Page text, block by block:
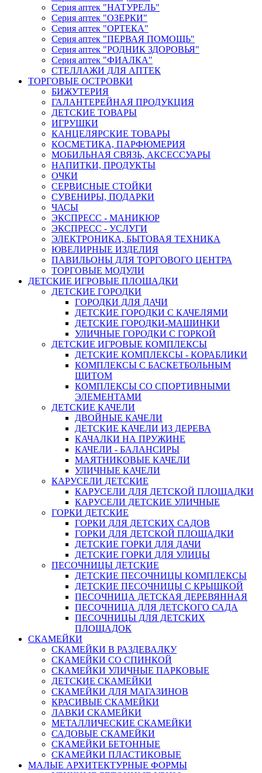
Серия аптек "НАТУРЕЛЬ"
Серия аптек "ОЗЕРКИ"
Серия аптек "ОРТЕКА"
Серия аптек "ПЕРВАЯ ПОМОЩЬ"
Серия аптек "РОДНИК ЗДОРОВЬЯ"
Серия аптек "ФИАЛКА"
СТЕЛЛАЖИ ДЛЯ АПТЕК
ТОРГОВЫЕ ОСТРОВКИ
БИЖУТЕРИЯ
ГАЛАНТЕРЕЙНАЯ ПРОДУКЦИЯ
ДЕТСКИЕ ТОВАРЫ
ИГРУШКИ
КАНЦЕЛЯРСКИЕ ТОВАРЫ
КОСМЕТИКА, ПАРФЮМЕРИЯ
МОБИЛЬНАЯ СВЯЗЬ, АКСЕССУАРЫ
НАПИТКИ, ПРОДУКТЫ
ОЧКИ
СЕРВИСНЫЕ СТОЙКИ
СУВЕНИРЫ, ПОДАРКИ
ЧАСЫ
ЭКСПРЕСС - МАНИКЮР
ЭКСПРЕСС - УСЛУГИ
ЭЛЕКТРОНИКА, БЫТОВАЯ ТЕХНИКА
ЮВЕЛИРНЫЕ ИЗДЕЛИЯ
ПАВИЛЬОНЫ ДЛЯ ТОРГОВОГО ЦЕНТРА
ТОРГОВЫЕ МОДУЛИ
ДЕТСКИЕ ИГРОВЫЕ ПЛОЩАДКИ
ДЕТСКИЕ ГОРОДКИ
ГОРОДКИ ДЛЯ ДАЧИ
ДЕТСКИЕ ГОРОДКИ С КАЧЕЛЯМИ
ДЕТСКИЕ ГОРОДКИ-МАШИНКИ
УЛИЧНЫЕ ГОРОДКИ С ГОРКОЙ
ДЕТСКИЕ ИГРОВЫЕ КОМПЛЕКСЫ
ДЕТСКИЕ КОМПЛЕКСЫ - КОРАБЛИКИ
КОМПЛЕКСЫ С БАСКЕТБОЛЬНЫМ
ЩИТОМ
КОМПЛЕКСЫ СО СПОРТИВНЫМИ
ЭЛЕМЕНТАМИ
ДЕТСКИЕ КАЧЕЛИ
ДВОЙНЫЕ КАЧЕЛИ
ДЕТСКИЕ КАЧЕЛИ ИЗ ДЕРЕВА
КАЧАЛКИ НА ПРУЖИНЕ
КАЧЕЛИ - БАЛАНСИРЫ
МАЯТНИКОВЫЕ КАЧЕЛИ
УЛИЧНЫЕ КАЧЕЛИ
КАРУСЕЛИ ДЕТСКИЕ
КАРУСЕЛИ ДЛЯ ДЕТСКОЙ ПЛОЩАДКИ
КАРУСЕЛИ ДЕТСКИЕ УЛИЧНЫЕ
ГОРКИ ДЕТСКИЕ
ГОРКИ ДЛЯ ДЕТСКИХ САДОВ
ГОРКИ ДЛЯ ДЕТСКОЙ ПЛОЩАДКИ
ДЕТСКИЕ ГОРКИ ДЛЯ ДАЧИ
ДЕТСКИЕ ГОРКИ ДЛЯ УЛИЦЫ
ПЕСОЧНИЦЫ ДЕТСКИЕ
ДЕТСКИЕ ПЕСОЧНИЦЫ КОМПЛЕКСЫ
ДЕТСКИЕ ПЕСОЧНИЦЫ С КРЫШКОЙ
ПЕСОЧНИЦА ДЕТСКАЯ ДЕРЕВЯННАЯ
ПЕСОЧНИЦА ДЛЯ ДЕТСКОГО САДА
ПЕСОЧНИЦЫ ДЛЯ ДЕТСКИХ
ПЛОЩАДОК
СКАМЕЙКИ
СКАМЕЙКИ В РАЗДЕВАЛКУ
СКАМЕЙКИ СО СПИНКОЙ
СКАМЕЙКИ УЛИЧНЫЕ ПАРКОВЫЕ
ДЕТСКИЕ СКАМЕЙКИ
СКАМЕЙКИ ДЛЯ МАГАЗИНОВ
КРАСИВЫЕ СКАМЕЙКИ
ЛАВКИ СКАМЕЙКИ
МЕТАЛЛИЧЕСКИЕ СКАМЕЙКИ
САДОВЫЕ СКАМЕЙКИ
СКАМЕЙКИ БЕТОННЫЕ
СКАМЕЙКИ ПЛАСТИКОВЫЕ
МАЛЫЕ АРХИТЕКТУРНЫЕ ФОРМЫ